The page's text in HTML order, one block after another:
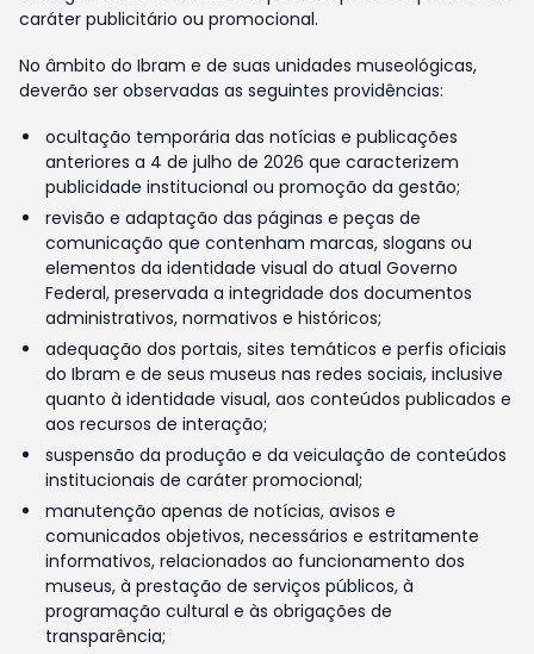
caráter publicitário ou promocional.
No âmbito do Ibram e de suas unidades museológicas,
deverão ser observadas as seguintes providências:
ocultação temporária das notícias e publicações
anteriores a 4 de julho de 2026 que caracterizem
publicidade institucional ou promoção da gestão;
revisão e adaptação das páginas e peças de
comunicação que contenham marcas, slogans ou
elementos da identidade visual do atual Governo
Federal, preservada a integridade dos documentos
administrativos, normativos e históricos;
adequação dos portais, sites temáticos e perfis oficiais
do Ibram e de seus museus nas redes sociais, inclusive
quanto à identidade visual, aos conteúdos publicados e
aos recursos de interação;
suspensão da produção e da veiculação de conteúdos
institucionais de caráter promocional;
manutenção apenas de notícias, avisos e
comunicados objetivos, necessários e estritamente
informativos, relacionados ao funcionamento dos
museus, à prestação de serviços públicos, à
programação cultural e às obrigações de
transparência;